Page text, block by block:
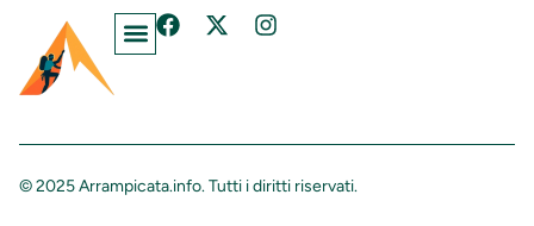
© 2025 Arrampicata.info. Tutti i diritti riservati.